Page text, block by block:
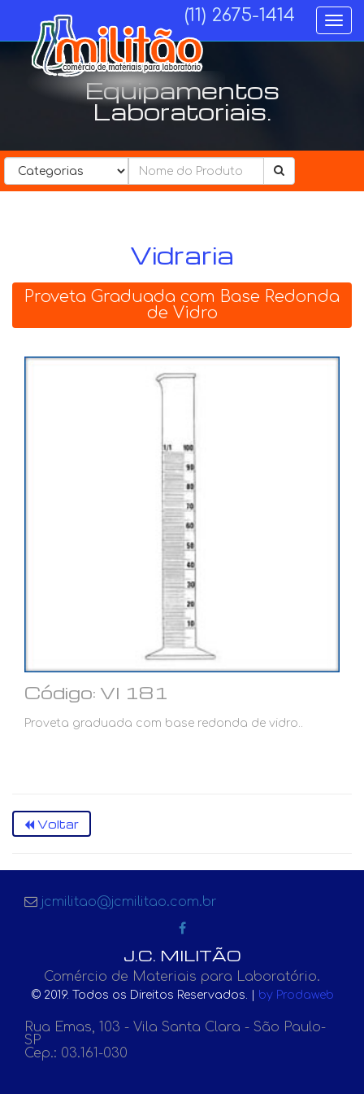
(11) 2675-1414
Equipamentos
Laboratoriais.
Categorias................
Vidraria
Proveta Graduada com Base Redonda
de Vidro
Código: VI 181
Proveta graduada com base redonda de vidro..
Voltar
jcmilitao@jcmilitao.com.br
J.C. MILITÃO
Comércio de Materiais para Laboratório.
© 2019. Todos os Direitos Reservados. | by Prodaweb
Rua Emas, 103 - Vila Santa Clara - São Paulo-
SP
Cep.: 03.161-030